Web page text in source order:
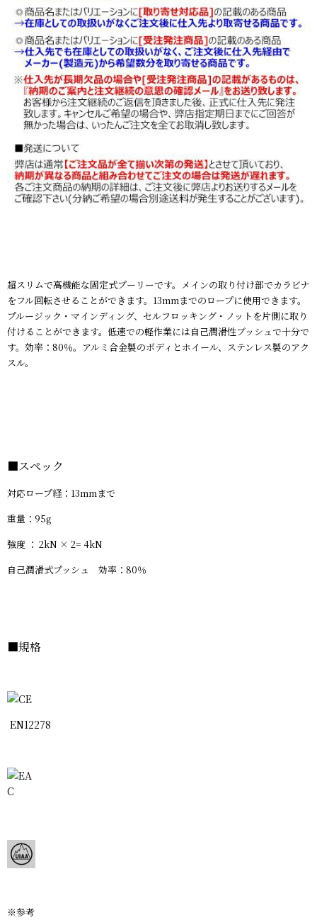
超スリムで高機能な固定式プーリーです。メインの取り付け部でカラビナ
をフル回転させることができます。13mmまでのロープに使用できます。
プルージック・マインディング、セルフロッキング・ノットを片側に取り
付けることができます。低速での軽作業には自己潤滑性ブッシュで十分で
す。効率：80％。アルミ合金製のボディとホイール、ステンレス製のアク
スル。
■スペック
対応ロープ経：13mmまで
重量：95g
強度 ： 2kN × 2= 4kN
自己潤滑式プッシュ 効率：80％
■規格
EN12278
※参考